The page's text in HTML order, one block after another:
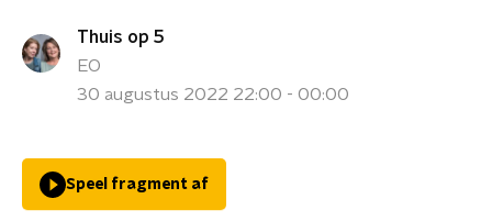
Thuis op 5
EO
30 augustus 2022 22:00 - 00:00
Speel fragment af